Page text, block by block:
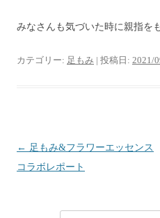
みなさんも気づいた時に親指を
カテゴリー: 足もみ | 投稿日: 2021/
投
稿
← 足もみ&フラワーエッセンス
コラボレポート